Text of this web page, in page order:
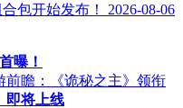
包开始发布​！
2026-08-06
曝！
前瞻：《诡秘之主》领衔
即将上线